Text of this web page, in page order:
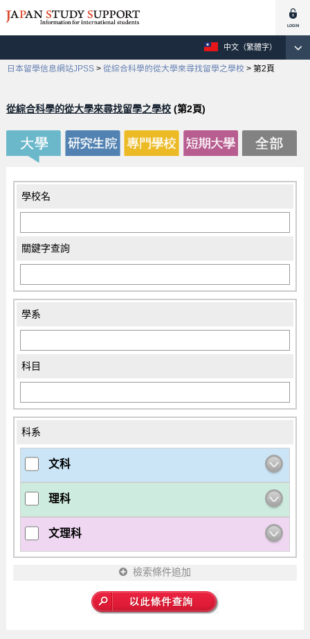
中文（繁體字）
日本留學信息網站JPSS > 從綜合科學的從大學來尋找留學之學校 > 第2頁
從綜合科學的從大學來尋找留學之學校(第2頁)
學校名
關鍵字查詢
學系
科目
科系
文科
理科
文理科
檢索條件追加